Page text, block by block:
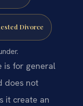
Divorce
is for general
does not
it create an